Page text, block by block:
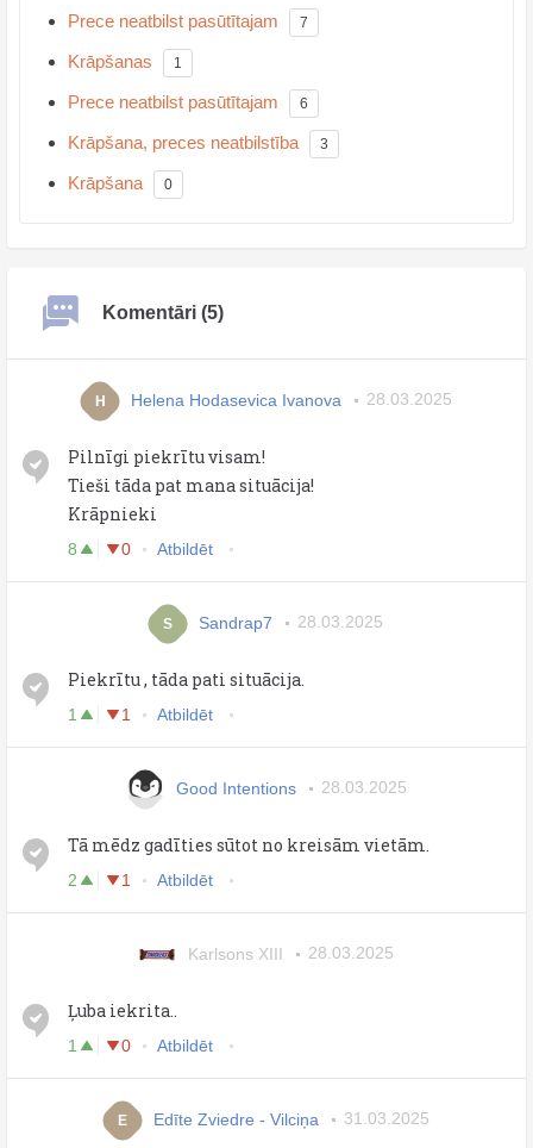
Prece neatbilst pasūtītajam 7
Krāpšanas 1
Prece neatbilst pasūtītajam 6
Krāpšana, preces neatbilstība 3
Krāpšana 0
Komentāri (5)
H Helena Hodasevica Ivanova 28.03.2025
Pilnīgi piekrītu visam!
Tieši tāda pat mana situācija!
Krāpnieki
8 0 Atbildēt
S Sandrap7 28.03.2025
Piekrītu , tāda pati situācija.
1 1 Atbildēt
Good Intentions 28.03.2025
Tā mēdz gadīties sūtot no kreisām vietām.
2 1 Atbildēt
Karlsons XIII 28.03.2025
Ļuba iekrita..
1 0 Atbildēt
E Edīte Zviedre - Vilciņa 31.03.2025